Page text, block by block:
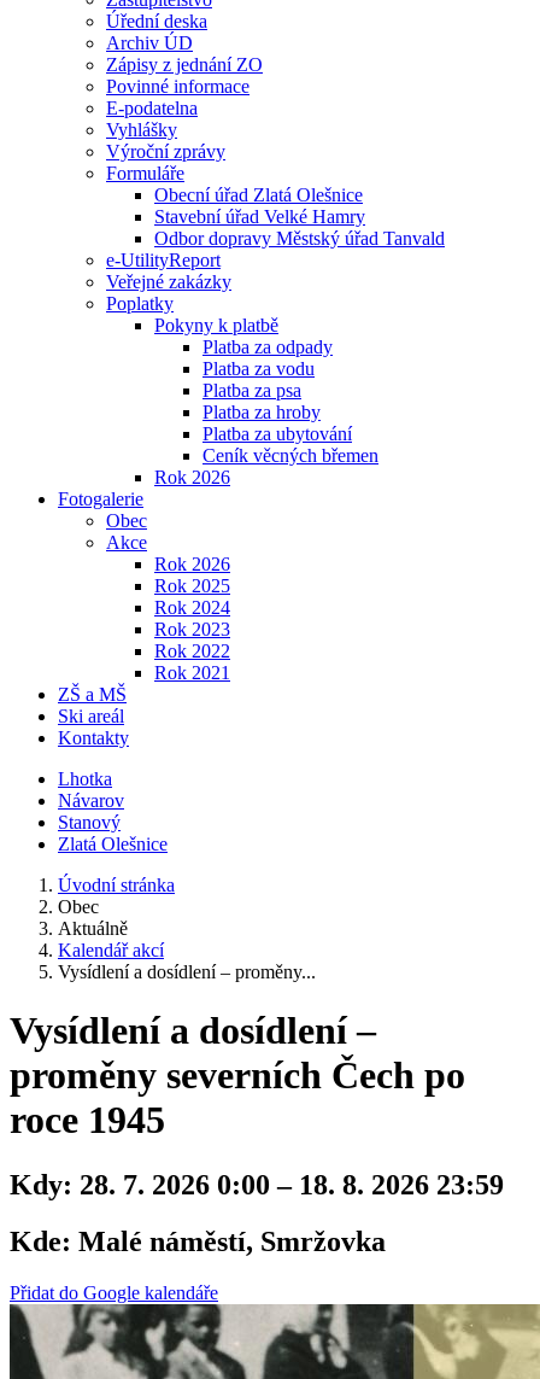
Úřední deska
Archiv ÚD
Zápisy z jednání ZO
Povinné informace
E-podatelna
Vyhlášky
Výroční zprávy
Formuláře
Obecní úřad Zlatá Olešnice
Stavební úřad Velké Hamry
Odbor dopravy Městský úřad Tanvald
e-UtilityReport
Veřejné zakázky
Poplatky
Pokyny k platbě
Platba za odpady
Platba za vodu
Platba za psa
Platba za hroby
Platba za ubytování
Ceník věcných břemen
Rok 2026
Fotogalerie
Obec
Akce
Rok 2026
Rok 2025
Rok 2024
Rok 2023
Rok 2022
Rok 2021
ZŠ a MŠ
Ski areál
Kontakty
Lhotka
Návarov
Stanový
Zlatá Olešnice
Úvodní stránka
Obec
Aktuálně
Kalendář akcí
Vysídlení a dosídlení – proměny...
Vysídlení a dosídlení –
proměny severních Čech po
roce 1945
Kdy: 28. 7. 2026 0:00 – 18. 8. 2026 23:59
Kde: Malé náměstí, Smržovka
Přidat do Google kalendáře